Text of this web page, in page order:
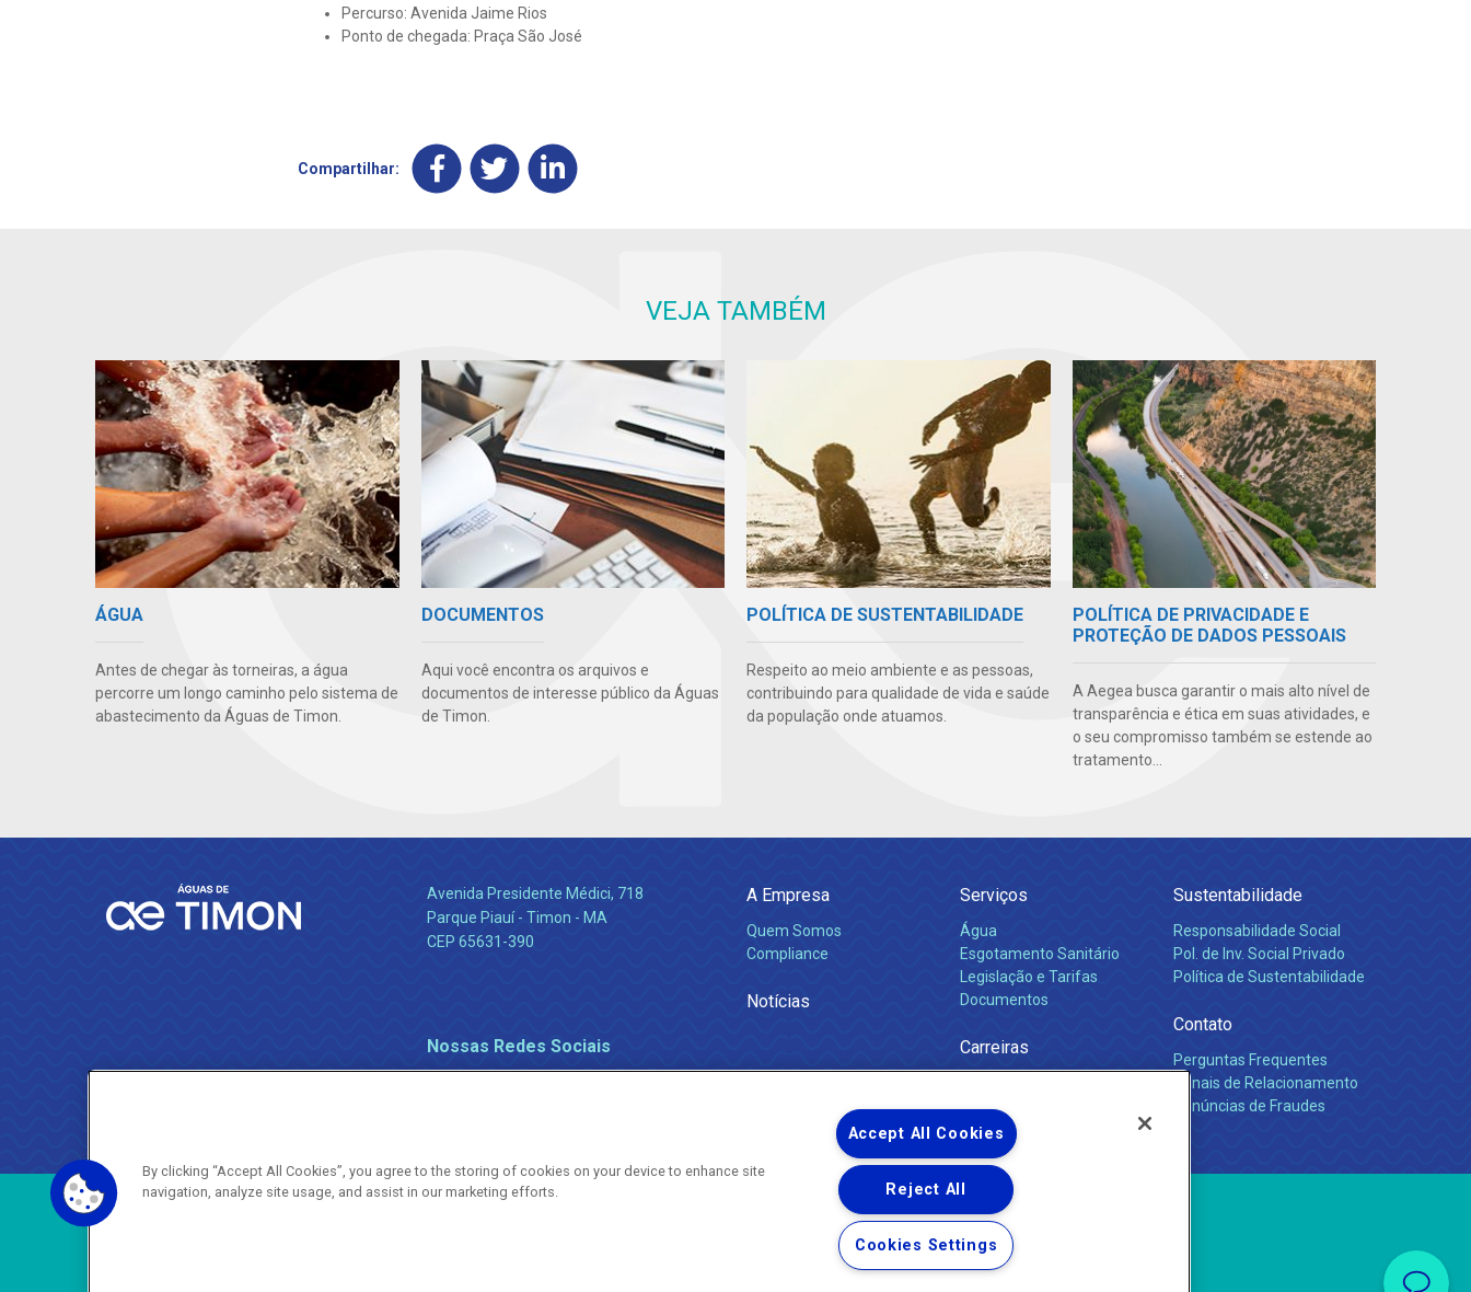
Percurso: Avenida Jaime Rios
Ponto de chegada: Praça São José
Compartilhar:
VEJA TAMBÉM
ÁGUA
Antes de chegar às torneiras, a água
percorre um longo caminho pelo sistema de
abastecimento da Águas de Timon.
DOCUMENTOS
Aqui você encontra os arquivos e
documentos de interesse público da Águas
de Timon.
POLÍTICA DE SUSTENTABILIDADE
Respeito ao meio ambiente e as pessoas,
contribuindo para qualidade de vida e saúde
da população onde atuamos.
POLÍTICA DE PRIVACIDADE E
PROTEÇÃO DE DADOS PESSOAIS
A Aegea busca garantir o mais alto nível de
transparência e ética em suas atividades, e
o seu compromisso também se estende ao
tratamento...
Avenida Presidente Médici, 718
Parque Piauí - Timon - MA
CEP 65631-390
Nossas Redes Sociais
A Empresa
Quem Somos
Compliance
Notícias
Serviços
Água
Esgotamento Sanitário
Legislação e Tarifas
Documentos
Carreiras
Sustentabilidade
Responsabilidade Social
Pol. de Inv. Social Privado
Política de Sustentabilidade
Contato
Perguntas Frequentes
Canais de Relacionamento
Denúncias de Fraudes
Copyright ® 2026 - Todos os Direitos Reservados.
By clicking “Accept All Cookies”, you agree to the storing of cookies on your device to enhance site
navigation, analyze site usage, and assist in our marketing efforts.
Accept All Cookies
Reject All
Cookies Settings